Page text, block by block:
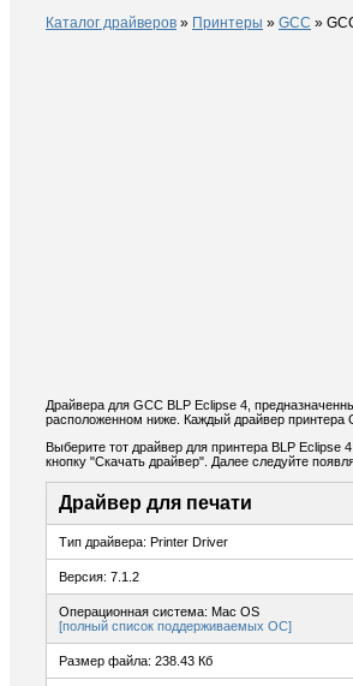
Каталог драйверов » Принтеры » GCC »
Драйвера для GCC BLP Eclipse 4,
расположенном ниже. Каждый драйвер принтера
Выберите тот драйвер для принтера BLP Eclipse
кнопку "Скачать драйвер". Далее следуйте
Драйвер для печати
Тип драйвера: Printer Driver
Версия: 7.1.2
Операционная система: Mac OS
[полный список поддерживаемых ОС]
Размер файла: 238.43 Кб